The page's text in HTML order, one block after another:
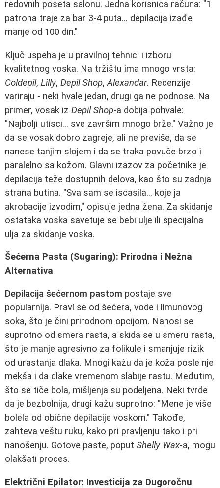
redovnih poseta salonu. Jedna korisnica računa: "1
patrona traje za bar 3-4 puta... depilacija izađe
manje od 100 din."
Ključ uspeha je u pravilnoj tehnici i izboru
kvalitetnog voska. Na tržištu ima mnogo vrsta:
Coldepil, Lilly, Depil Shop,Alexandar. Recenzije
variraju - neki hvale jedan, drugi ga ne podnose. Na
primer, vosak iz Depil Shop-a dobija pohvale:
"Najbolji utisci... sve završim mnogo brže." Važno je
da se vosak dobro zagreje, ali ne previše, da se
nanese tanjim slojem i da se traka povuče brzo i
paralelno sa kožom. Glavni izazov za početnike je
depilacija teže dostupnih delova, kao što su zadnja
strana butina. "Sva sam se iscasila... koje ja
akrobacije izvodim," opisuje jedna žena. Za skidanje
ostataka voska savetuje se bebi ulje ili specijalna
ulja za skidanje voska.
Šećerna Pasta (Sugaring): Prirodna i Nežna
Alternativa
Depilacija šećernom pastom postaje sve
popularnija. Praví se od šećera, vode i limunovog
soka, što je čini prirodnom opcijom. Nanosi se
suprotno od smera rasta, a skida se u smeru rasta,
što je manje agresivno za folikule i smanjuje rizik
od urastanja dlaka. Mnogi kažu da je koža posle nje
mekša i da dlake vremenom slabije rastu. Međutim,
što se tiče bola, mišljenja su podeljena. Neki tvrde
da je bezbolnija, drugi kažu suprotno: "Mene je više
bolela od obične depilacije voskom." Takođe,
zahteva veštu ruku, kako pri pravljenju tako i pri
nanošenju. Gotove paste, poput Shelly Wax-a, mogu
olakšati proces.
Električni Epilator: Investicija za Dugoročnu